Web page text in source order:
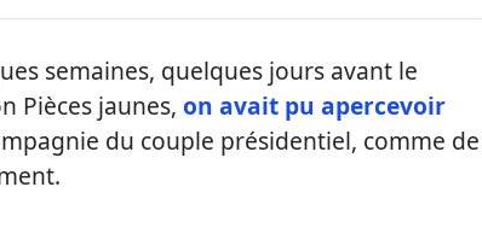
semaines, quelques jours avant le
Pièces jaunes, on avait pu apercevoir
du couple présidentiel, comme de